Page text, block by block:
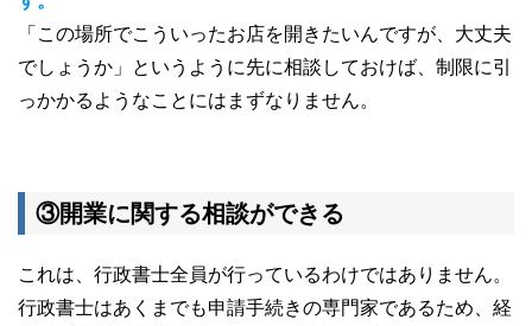
「この場所でこういったお店を開きたいんですが、大丈夫
でしょうか」というように先に相談しておけば、制限に引
っかかるようなことにはまずなりません。
③開業に関する相談ができる
これは、行政書士全員が行っているわけではありません。
行政書士はあくまでも申請手続きの専門家であるため、経